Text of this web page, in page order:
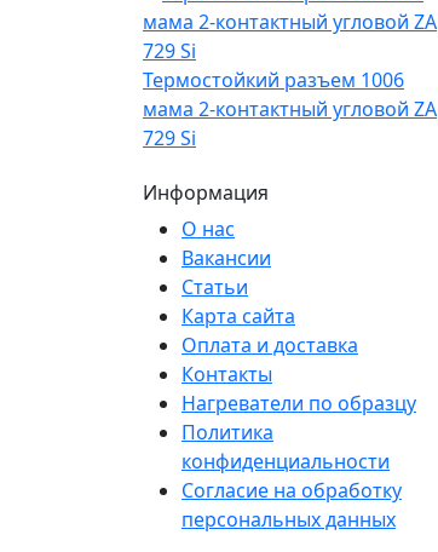
Термостойкий разъем 1006
мама 2-контактный угловой ZA
729 Si
Информация
О нас
Вакансии
Статьи
Карта сайта
Оплата и доставка
Контакты
Нагреватели по образцу
Политика
конфиденциальности
Согласие на обработку
персональных данных